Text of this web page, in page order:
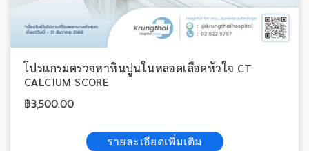
โปรแกรมตรวจหาหินปูนในหลอดเลือดหัวใจ CT
CALCIUM SCORE
฿3,500.00
รายละเอียดเพิ่มเติม